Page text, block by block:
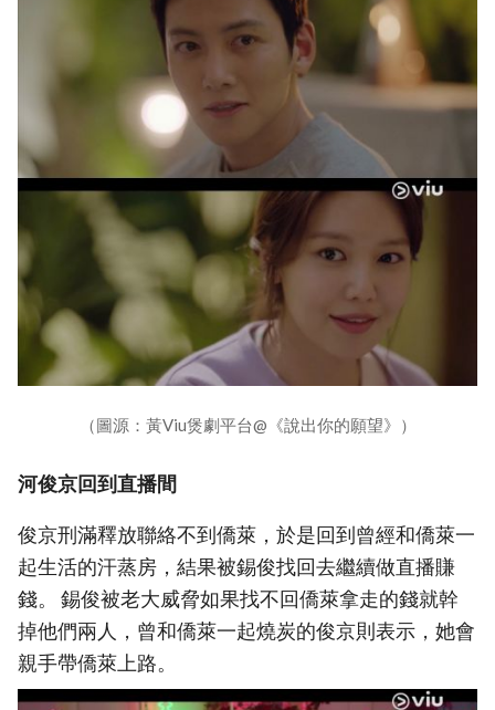
（圖源：黃Viu煲劇平台@《說出你的願望》）
河俊京回到直播間
俊京刑滿釋放聯絡不到僑萊，於是回到曾經和僑萊一
起生活的汗蒸房，結果被錫俊找回去繼續做直播賺
錢。 錫俊被老大威脅如果找不回僑萊拿走的錢就幹
掉他們兩人，曾和僑萊一起燒炭的俊京則表示，她會
親手帶僑萊上路。